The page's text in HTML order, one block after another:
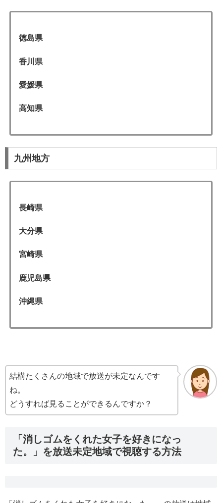
徳島県
香川県
愛媛県
高知県
九州地方
長崎県
大分県
宮崎県
鹿児島県
沖縄県
結構たくさんの地域で放送が未定なんです
ね。
どうすれば見ることができるんですか？
「消しゴムをくれた女子を好きになっ
た。」を放送未定地域で視聴する方法